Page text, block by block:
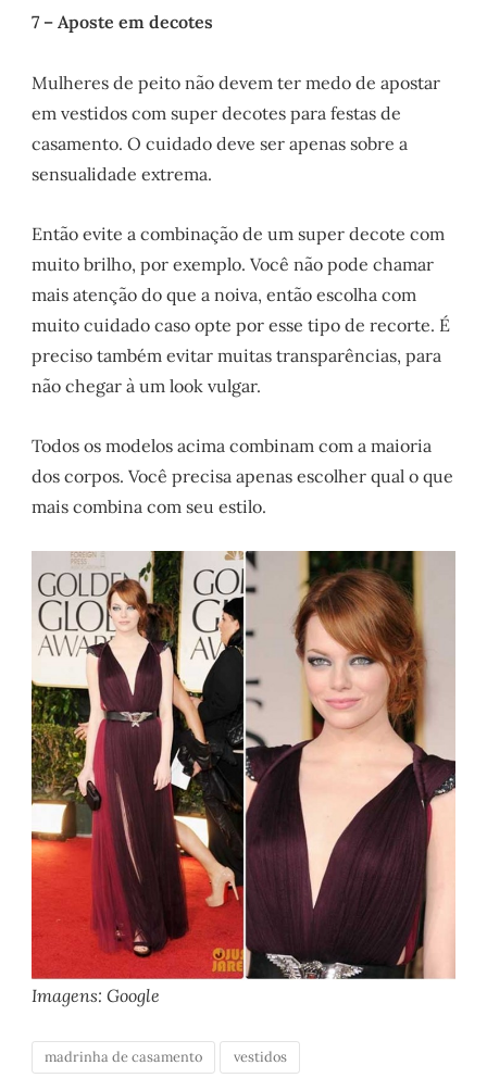
7 – Aposte em decotes
Mulheres de peito não devem ter medo de apostar
em vestidos com super decotes para festas de
casamento. O cuidado deve ser apenas sobre a
sensualidade extrema.
Então evite a combinação de um super decote com
muito brilho, por exemplo. Você não pode chamar
mais atenção do que a noiva, então escolha com
muito cuidado caso opte por esse tipo de recorte. É
preciso também evitar muitas transparências, para
não chegar à um look vulgar.
Todos os modelos acima combinam com a maioria
dos corpos. Você precisa apenas escolher qual o que
mais combina com seu estilo.
Imagens: Google
madrinha de casamento vestidos